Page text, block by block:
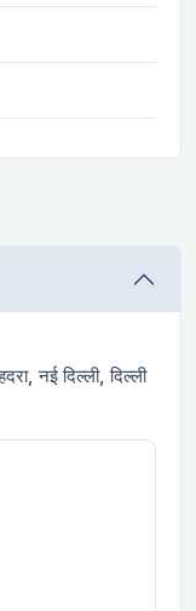
नई दिल्ली, दिल्ली